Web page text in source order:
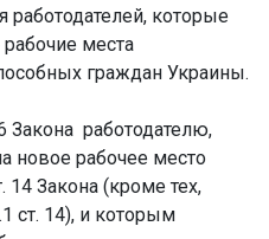
работодателей, которые
места
граждан Украины.
Закона работодателю,
новое рабочее место
14 Закона (кроме тех,
ст. 14), и которым